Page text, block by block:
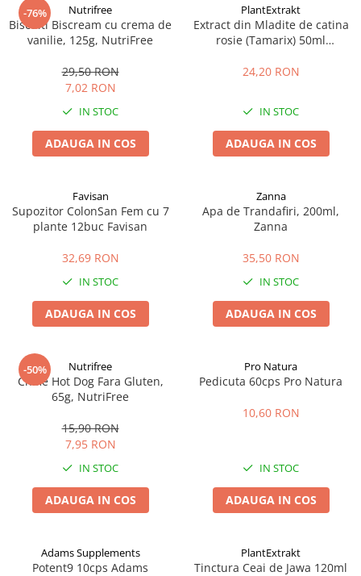
-76% Nutrifree
Biscuiti Biscream cu crema de
vanilie, 125g, NutriFree
29,50 RON
7,02 RON
IN STOC
ADAUGA IN COS
PlantExtrakt
Extract din Mladite de catina
rosie (Tamarix) 50ml
24,20 RON
IN STOC
ADAUGA IN COS
Favisan
Supozitor ColonSan Fem cu 7
plante 12buc Favisan
32,69 RON
IN STOC
ADAUGA IN COS
Zanna
Apa de Trandafiri, 200ml,
Zanna
35,50 RON
IN STOC
ADAUGA IN COS
-50% Nutrifree
Chifle Hot Dog Fara Gluten,
65g, NutriFree
15,90 RON
7,95 RON
IN STOC
ADAUGA IN COS
Pro Natura
Pedicuta 60cps Pro Natura
10,60 RON
IN STOC
ADAUGA IN COS
Adams Supplements
Potent9 10cps Adams
PlantExtrakt
Tinctura Ceai de Jawa 120ml